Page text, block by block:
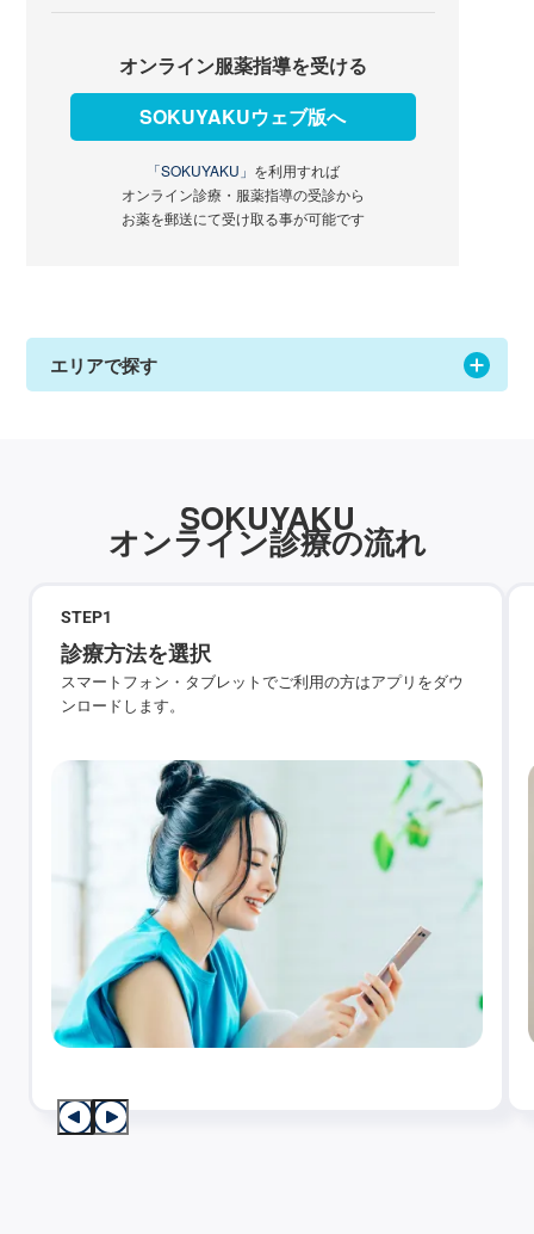
オンライン服薬指導を受ける
SOKUYAKUウェブ版へ
「SOKUYAKU」 を利用すれば
オンライン診療・服薬指導の受診から
お薬を郵送にて受け取る事が可能です
エリアで探す
SOKUYAKU
オンライン診療の流れ
STEP1
診療方法を選択
スマートフォン・タブレットでご利用の方はアプリをダウ
ンロードします。